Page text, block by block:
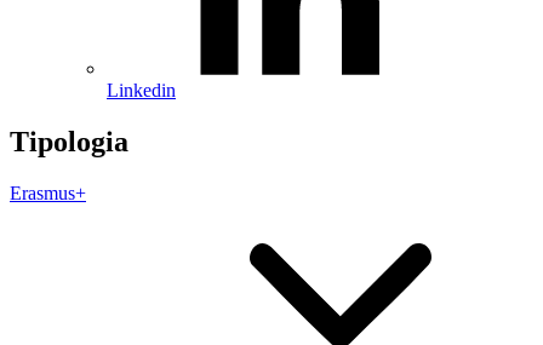
Linkedin
Tipologia
Erasmus+